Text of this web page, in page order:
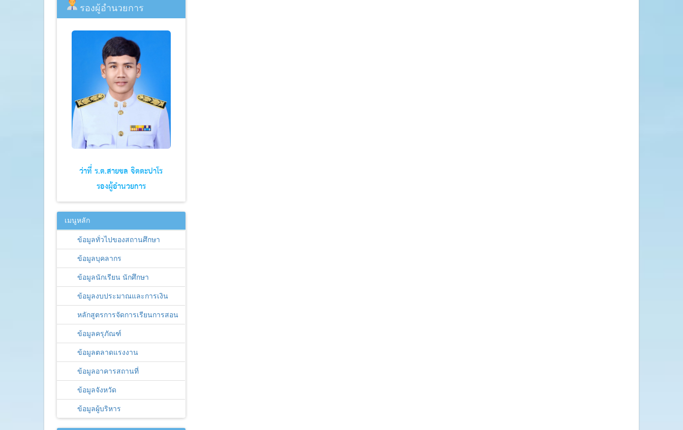
รองผู้อำนวยการ
ว่าที่ ร.ต.สายชล จิตตะปาโร
รองผู้อำนวยการ
เมนูหลัก
ข้อมูลทั่วไปของสถานศึกษา
ข้อมูลบุคลากร
ข้อมูลนักเรียน นักศึกษา
ข้อมูลงบประมาณและการเงิน
หลักสูตรการจัดการเรียนการสอน
ข้อมูลครุภัณฑ์
ข้อมูลตลาดแรงงาน
ข้อมูลอาคารสถานที่
ข้อมูลจังหวัด
ข้อมูลผู้บริหาร